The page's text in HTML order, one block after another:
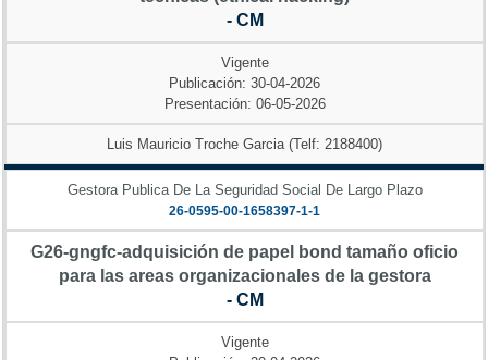
- CM
Vigente
Publicación: 30-04-2026
Presentación: 06-05-2026
Luis Mauricio Troche Garcia (Telf: 2188400)
Gestora Publica De La Seguridad Social De Largo Plazo
26-0595-00-1658397-1-1
G26-gngfc-adquisición de papel bond tamaño oficio
para las areas organizacionales de la gestora
- CM
Vigente